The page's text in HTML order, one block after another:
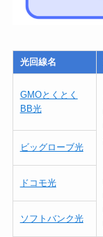
光回線名
GMOとくとく
BB光
ビッグローブ光
ドコモ光
ソフトバンク光